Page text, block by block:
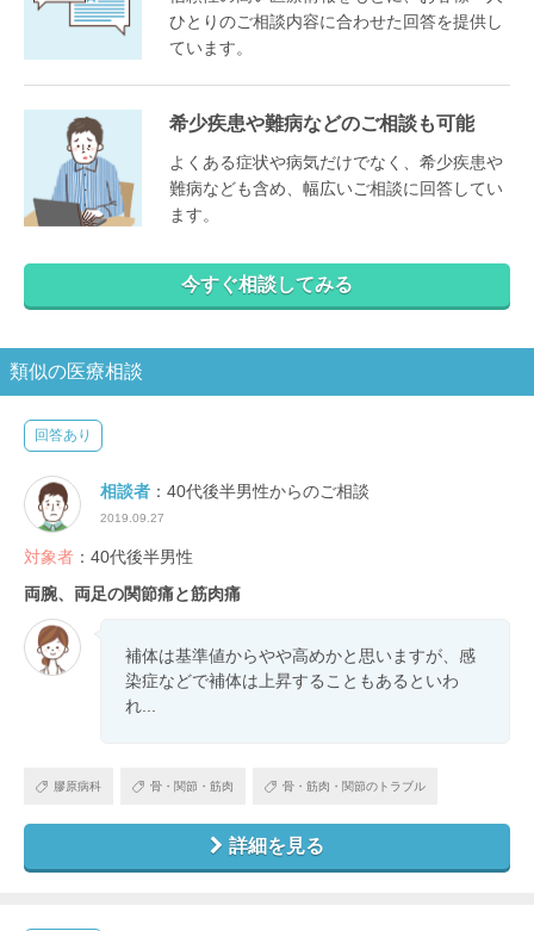
ひとりのご相談内容に合わせた回答を提供し
ています。
希少疾患や難病などのご相談も可能
よくある症状や病気だけでなく、希少疾患や
難病なども含め、幅広いご相談に回答してい
ます。
今すぐ相談してみる
類似の医療相談
回答あり
相談者 ：40代後半男性からのご相談
2019.09.27
対象者 ：40代後半男性
両腕、両足の関節痛と筋肉痛
補体は基準値からやや高めかと思いますが、感
染症などで補体は上昇することもあるといわ
れ...
膠原病科 骨・関節・筋肉 骨・筋肉・関節のトラブル
詳細を見る